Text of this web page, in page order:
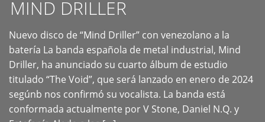
MIND DRILLER
Nuevo disco de “Mind Driller” con venezolano a la
batería La banda española de metal industrial, Mind
Driller, ha anunciado su cuarto álbum de estudio
titulado “The Void”, que será lanzado en enero de 2024
segúnb nos confirmó su vocalista. La banda está
conformada actualmente por V Stone, Daniel N.Q. y
+